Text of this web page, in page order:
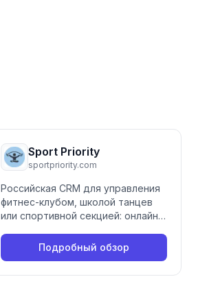
Sport Priority
sportpriority.com
Российская CRM для управления
фитнес-клубом, школой танцев
или спортивной секцией: онлайн-
приложение клиента, виджет
бронирования залов и кортов,
Подробный обзор